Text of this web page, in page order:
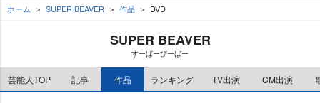
ホーム SUPER BEAVER 作品 DVD
SUPER BEAVER
すーぱーびーばー
芸能人TOP 記事 作品 ランキング TV出演 CM出演